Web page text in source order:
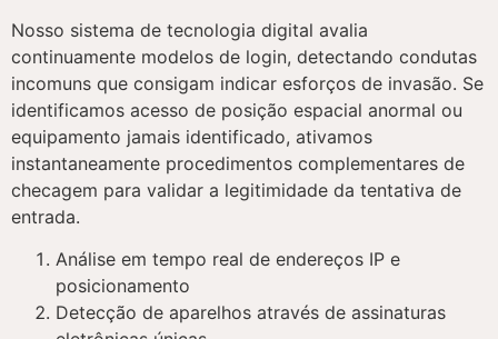
Nosso sistema de tecnologia digital avalia
continuamente modelos de login, detectando condutas
incomuns que consigam indicar esforços de invasão. Se
identificamos acesso de posição espacial anormal ou
equipamento jamais identificado, ativamos
instantaneamente procedimentos complementares de
checagem para validar a legitimidade da tentativa de
entrada.
Análise em tempo real de endereços IP e
posicionamento
Detecção de aparelhos através de assinaturas